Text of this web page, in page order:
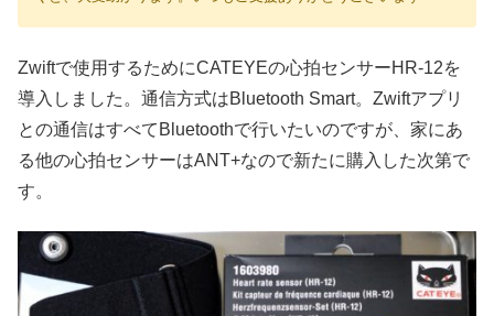
Zwiftで使用するためにCATEYEの心拍センサーHR-12を
導入しました。通信方式はBluetooth Smart。Zwiftアプリ
との通信はすべてBluetoothで行いたいのですが、家にあ
る他の心拍センサーはANT+なので新たに購入した次第で
す。